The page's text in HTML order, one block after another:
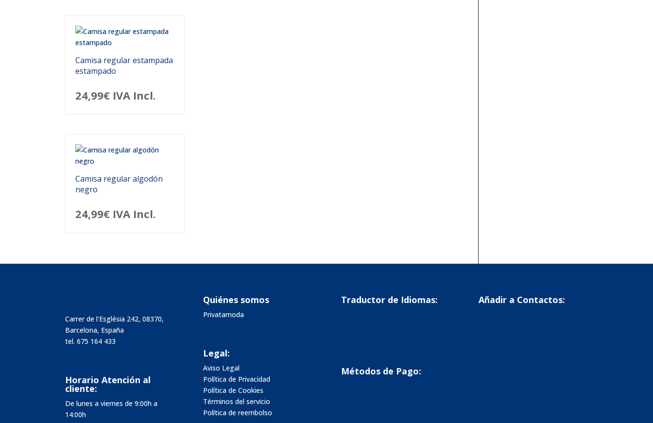
Camisa regular estampada
estampado
24,99€ IVA Incl.
Camisa regular algodón
negro
24,99€ IVA Incl.
Carrer de l'Església 242, 08370,
Barcelona, España
tel.675 164 433
Horario Atención al
cliente:
De lunes a viernes de 9:00h a
14:00h
Quiénes somos
Privatamoda
Legal:
Aviso Legal
Política de Privacidad
Política de Cookies
Términos del servicio
Política de reembolso
Traductor de Idiomas:
Métodos de Pago:
Añadir a Contactos: